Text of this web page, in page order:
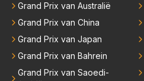
Grand Prix van Australië
Grand Prix van China
Grand Prix van Japan
Grand Prix van Bahrein
Grand Prix van Saoedi-